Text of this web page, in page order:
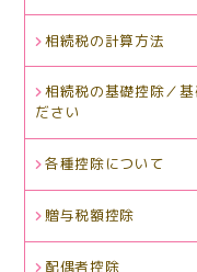
相続税の計算方法
相続税の基礎控除／
ださい
各種控除について
贈与税額控除
配偶者控除